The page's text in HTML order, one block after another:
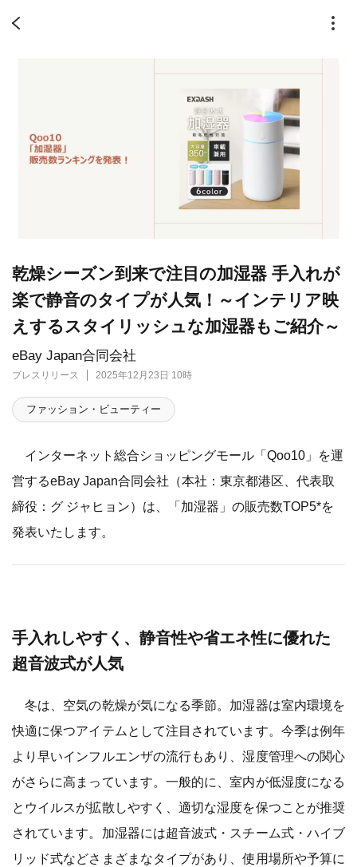
eBay Japan合同会社
プレスリリース 2025年12月23日 10時
乾燥シーズン到来で注目の加湿器 手入れが
楽で静音のタイプが人気！～インテリア映
えするスタイリッシュな加湿器もご紹介～
ファッション・ビューティー
インターネット総合ショッピングモール「Qoo10」を運
営するeBay Japan合同会社（本社：東京都港区、代表取
締役：グ ジャヒョン）は、「加湿器」の販売数TOP5*を
発表いたします。
手入れしやすく、静音性や省エネ性に優れた
超音波式が人気
冬は、空気の乾燥が気になる季節。加湿器は室内環境を
快適に保つアイテムとして注目されています。今季は例年
より早いインフルエンザの流行もあり、湿度管理への関心
がさらに高まっています。一般的に、室内が低湿度になる
とウイルスが拡散しやすく、適切な湿度を保つことが推奨
されています。加湿器には超音波式・スチーム式・ハイブ
リッド式などさまざまなタイプがあり、使用場所や予算に